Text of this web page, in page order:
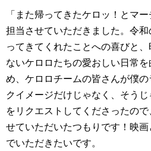
「また帰ってきたケロッ！とマ
担当させていただきました。令
ってきてくれたことへの喜びと
ないケロロたちの愛おしい日常
め、ケロロチームの皆さんが僕
クイメージだけじゃなく、そう
をリクエストしてくださったの
せていただいたつもりです！映
でいただきたいです。